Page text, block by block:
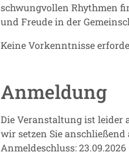
schwungvollen Rhythmen
und Freude in der
Keine Vorkenntnisse
Anmeldung
Die Veranstaltung ist leider
wir setzen Sie
Anmeldeschluss: 23.09.2026